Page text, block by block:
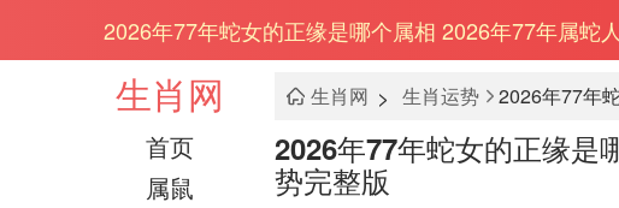
2026年77年蛇女的正缘是哪个属相 2026年77年属蛇
生肖网
首页
属鼠
生肖网 > 生肖运势
2026年77年蛇女的正缘是
势完整版